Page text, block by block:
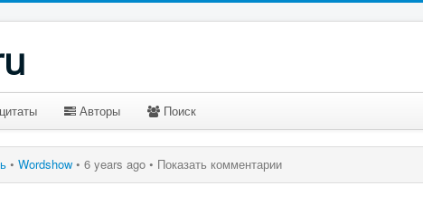
Авторы Поиск
• Wordshow • 6 years ago • Показать комментарии